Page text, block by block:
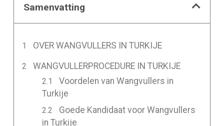
Samenvatting
OVER WANGVULLERS IN TURKIJE
WANGVULLERPROCEDURE IN TURKIJE
Voordelen van Wangvullers in
Turkije
Goede Kandidaat voor Wangvullers
in Turkije